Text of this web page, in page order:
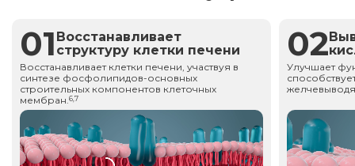
01 Восстанавливает
структуру клетки печени
Восстанавливает клетки печени, участвуя в
синтезе фосфолипидов-основных
строительных компонентов клеточных
мембран.6,7
02
Улучшает